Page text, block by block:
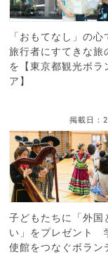
「おもてなし」の心
旅行者にすてきな旅
を【東京都観光ボラ
ア】
掲載日：
子どもたちに「外国
い」をプレゼント
使館をつなぐボラン